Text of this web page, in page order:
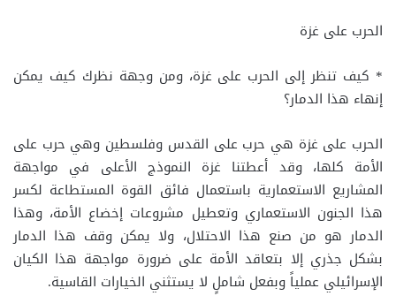
الحرب على غزة
* كيف تنظر إلى الحرب على غزة، ومن وجهة نظرك كيف يمكن
إنهاء هذا الدمار؟
الحرب على غزة هي حرب على القدس وفلسطين وهي حرب على
الأمة كلها، وقد أعطتنا غزة النموذج الأعلى في مواجهة
المشاريع الاستعمارية باستعمال فائق القوة المستطاعة لكسر
هذا الجنون الاستعماري وتعطيل مشروعات إخضاع الأمة، وهذا
الدمار هو من صنع هذا الاحتلال، ولا يمكن وقف هذا الدمار
بشكل جذري إلا بتعاقد الأمة على ضرورة مواجهة هذا الكيان
الإسرائيلي عملياً وبفعل شاملٍ لا يستثني الخيارات القاسية.